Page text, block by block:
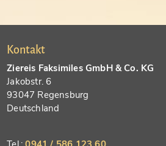
Kontakt
Ziereis Faksimiles GmbH & Co. KG
Jakobstr. 6
93047 Regensburg
Deutschland